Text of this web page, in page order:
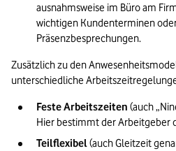
ausnahmsweise im Büro am
wichtigen Kundenterminen
Präsenzbesprechungen.
Zusätzlich zu den
unterschiedliche
Feste Arbeitszeiten (auch
Hier bestimmt der Arbeitgeber
Teilflexibel (auch Gleitzeit